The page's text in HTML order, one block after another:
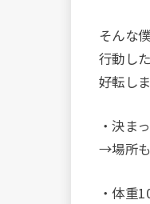
そんな
行動し
好転し
・決ま
→場所
・体重